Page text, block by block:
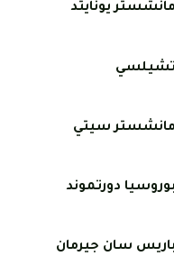
مانشستر يونايتد
تشيلسي
مانشستر سيتي
بوروسيا دورتموند
باريس سان جيرمان